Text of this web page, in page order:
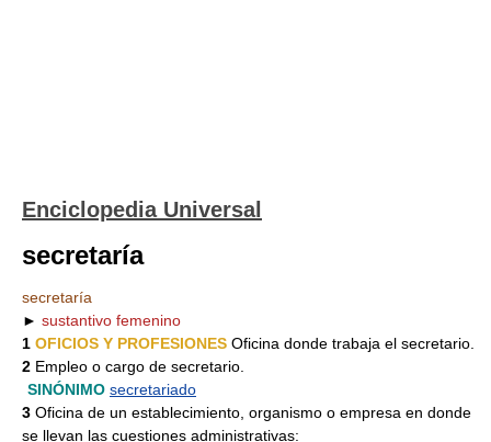
Enciclopedia Universal
secretaría
secretaría
► sustantivo femenino
1 OFICIOS Y PROFESIONES Oficina donde trabaja el secretario.
2 Empleo o cargo de secretario.
SINÓNIMO secretariado
3 Oficina de un establecimiento, organismo o empresa en donde
se llevan las cuestiones administrativas: